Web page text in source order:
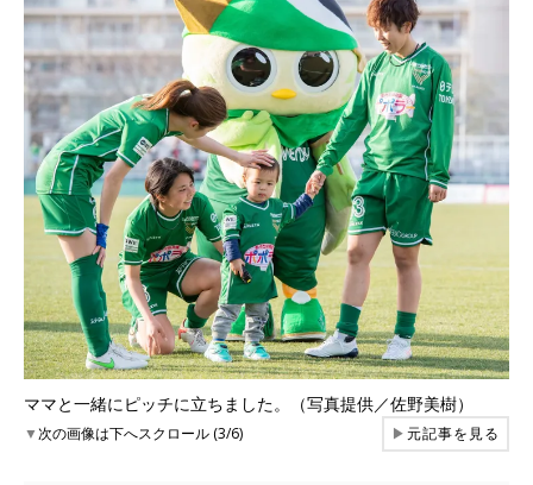
ママと一緒にピッチに立ちました。（写真提供／佐野美樹）
▼次の画像は下へスクロール (3/6) ▶元記事を見る